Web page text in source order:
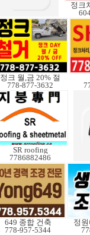
정크
정크 월,금 20% 절
778-877-3632
SR roofing
7786882486
649 종합 건축
778-957-5344
정